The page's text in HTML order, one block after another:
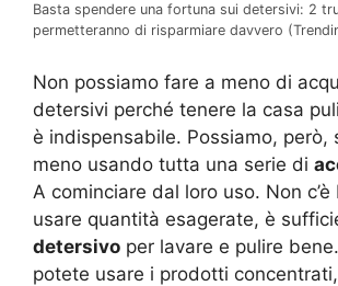
Basta spendere una fortuna sui detersivi: 2
permetteranno di risparmiare davvero
Non possiamo fare a meno di
detersivi perché tenere la casa
è indispensabile. Possiamo, però,
meno usando tutta una serie di
A cominciare dal loro uso. Non
usare quantità esagerate, è
detersivo per lavare e pulire
potete usare i prodotti